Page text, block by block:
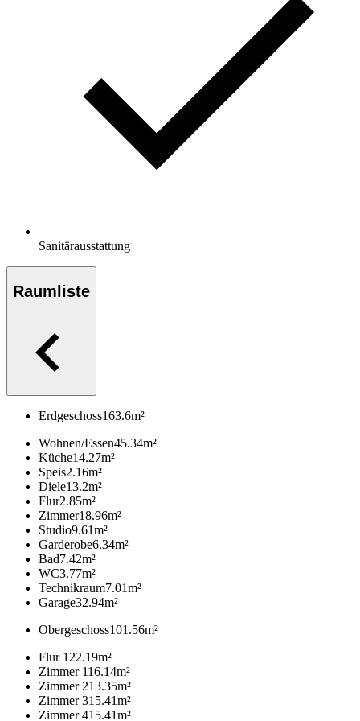
Sanitärausstattung
Raumliste
Erdgeschoss163.6m²
Wohnen/Essen45.34m²
Küche14.27m²
Speis2.16m²
Diele13.2m²
Flur2.85m²
Zimmer18.96m²
Studio9.61m²
Garderobe6.34m²
Bad7.42m²
WC3.77m²
Technikraum7.01m²
Garage32.94m²
Obergeschoss101.56m²
Flur 122.19m²
Zimmer 116.14m²
Zimmer 213.35m²
Zimmer 315.41m²
Zimmer 415.41m²